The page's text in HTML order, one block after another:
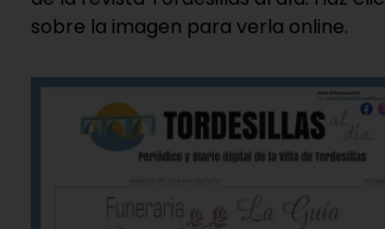
sobre la imagen para verla online.